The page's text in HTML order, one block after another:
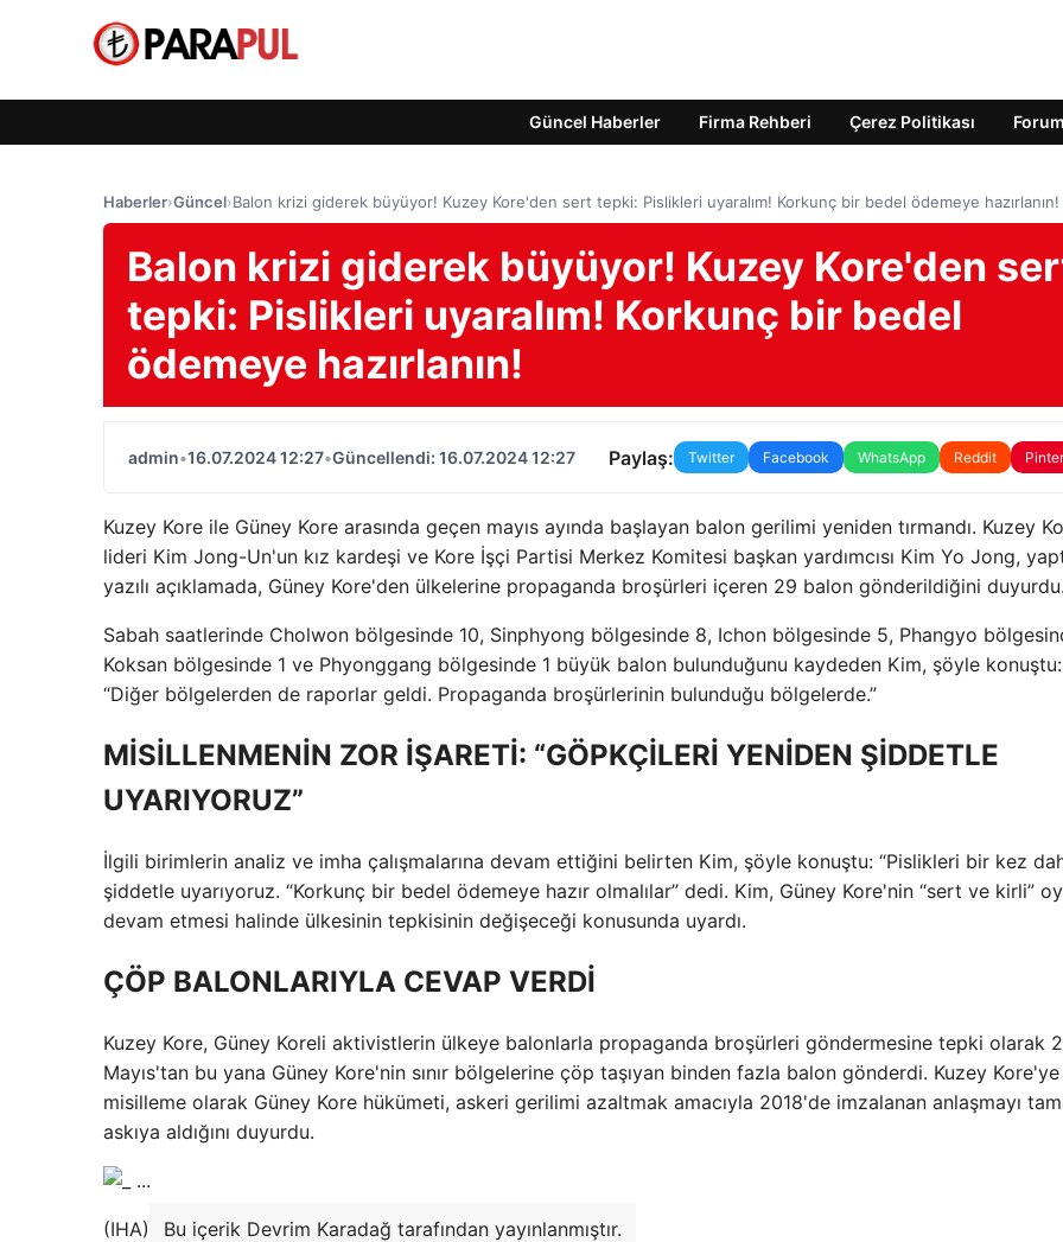
Güncel Haberler Firma Rehberi Çerez Politikası Forum
Haberler›Güncel›Balon krizi giderek büyüyor! Kuzey Kore'den sert tepki: Pislikleri uyaralım! Korkunç bir bedel ödemeye hazırlanın!
Balon krizi giderek büyüyor! Kuzey Kore'den
tepki: Pislikleri uyaralım! Korkunç bir bedel
ödemeye hazırlanın!
admin•16.07.2024 12:27•Güncellendi: 16.07.2024 12:27 Paylaş: Twitter Facebook WhatsApp Reddit
Kuzey Kore ile Güney Kore arasında geçen mayıs ayında başlayan balon gerilimi yeniden tırmandı. Kuzey
lideri Kim Jong-Un'un kız kardeşi ve Kore İşçi Partisi Merkez Komitesi başkan yardımcısı Kim Yo Jong,
yazılı açıklamada, Güney Kore'den ülkelerine propaganda broşürleri içeren 29 balon gönderildiğini duyurdu.
Sabah saatlerinde Cholwon bölgesinde 10, Sinphyong bölgesinde 8, Ichon bölgesinde 5, Phangyo
Koksan bölgesinde 1 ve Phyonggang bölgesinde 1 büyük balon bulunduğunu kaydeden Kim, şöyle konuştu:
“Diğer bölgelerden de raporlar geldi. Propaganda broşürlerinin bulunduğu bölgelerde.”
MİSİLLENMENİN ZOR İŞARETİ: “GÖPKÇİLERİ YENİDEN ŞİDDETLE
UYARIYORUZ”
İlgili birimlerin analiz ve imha çalışmalarına devam ettiğini belirten Kim, şöyle konuştu: “Pislikleri bir kez
şiddetle uyarıyoruz. “Korkunç bir bedel ödemeye hazır olmalılar” dedi. Kim, Güney Kore'nin “sert ve kirli”
devam etmesi halinde ülkesinin tepkisinin değişeceği konusunda uyardı.
ÇÖP BALONLARIYLA CEVAP VERDİ
Kuzey Kore, Güney Koreli aktivistlerin ülkeye balonlarla propaganda broşürleri göndermesine tepki olarak
Mayıs'tan bu yana Güney Kore'nin sınır bölgelerine çöp taşıyan binden fazla balon gönderdi. Kuzey Kore'ye
misilleme olarak Güney Kore hükümeti, askeri gerilimi azaltmak amacıyla 2018'de imzalanan anlaşmayı
askıya aldığını duyurdu.
(IHA) Bu içerik Devrim Karadağ tarafından yayınlanmıştır.